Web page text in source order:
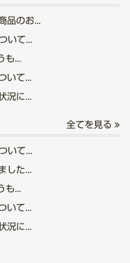
品のお...
いて...
も...
いて...
況に...
全てを見る
いて...
した...
も...
いて...
況に...